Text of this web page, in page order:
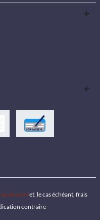
de portet, le cas échéant, frais
contraire